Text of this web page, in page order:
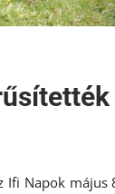
Ifi Napok